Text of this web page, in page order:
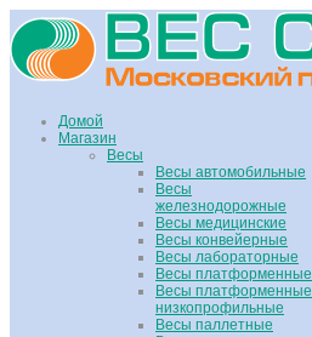
Домой
Магазин
Весы
Весы автомобильные
Весы
железнодорожные
Весы медицинские
Весы конвейерные
Весы лабораторные
Весы платформенные
Весы платформенные
низкопрофильные
Весы паллетные